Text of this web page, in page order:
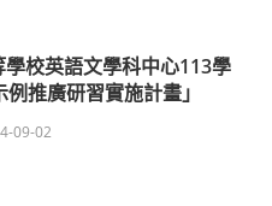
學校英語文學科中心113學
推廣研習實施計畫」
09-02